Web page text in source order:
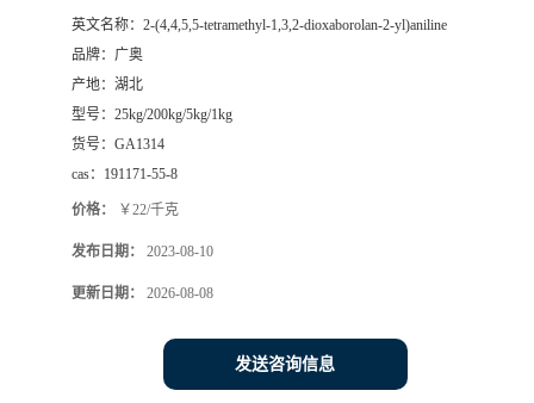
英文名称： 2-(4,4,5,5-tetramethyl-1,3,2-dioxaborolan-2-yl)aniline
品牌： 广奥
产地： 湖北
型号： 25kg/200kg/5kg/1kg
货号： GA1314
cas： 191171-55-8
价格： ￥22/千克
发布日期： 2023-08-10
更新日期： 2026-08-08
发送咨询信息